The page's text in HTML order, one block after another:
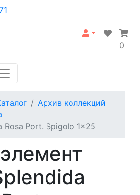
0
Архив коллекций
Rosa Port. Spigolo 1x25